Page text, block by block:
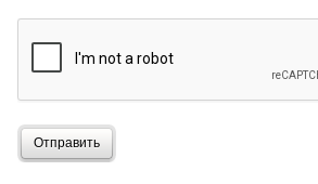
Отправить